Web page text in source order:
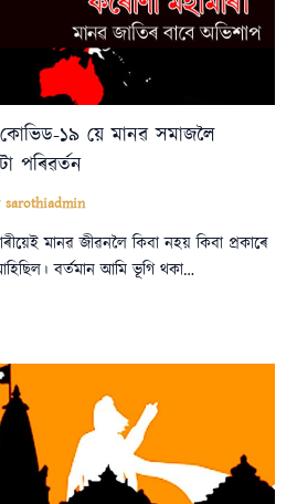
১৯ য়ে মানৱ সমাজলৈ
পৰিৱৰ্তন
sarothiadmin
মানৱ জীৱনলৈ কিবা নহয় কিবা প্ৰকাৰে
বৰ্তমান আমি ভূগি থকা…